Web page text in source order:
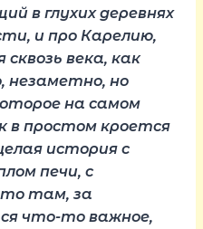
в глухих деревнях
и про Карелию,
века, как
незаметно, но
на самом
в простом кроется
история с
печи, с
там, за
что-то важное,